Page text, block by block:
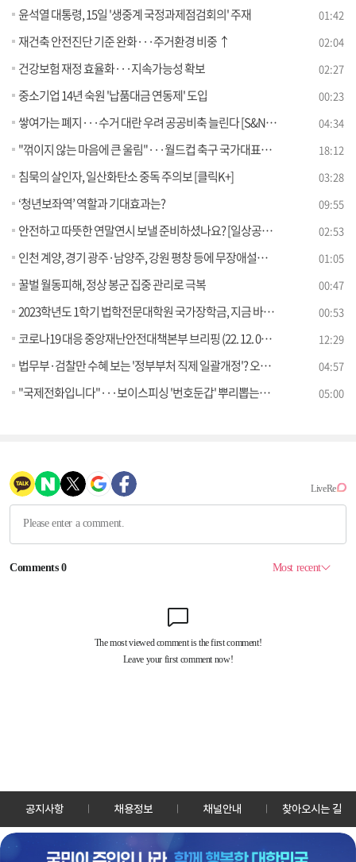
윤석열 대통령, 15일 '생중계 국정과제점검회의' 주재 01:42
재건축 안전진단 기준 완화···주거환경 비중 ↑ 02:04
건강보험 재정 효율화···지속가능성 확보 02:27
중소기업 14년 숙원 '납품대금 연동제' 도입 00:23
쌓여가는 폐지···수거 대란 우려 공공비축 늘린다 [S&News] 04:34
"꺾이지 않는 마음에 큰 울림"···월드컵 축구 국가대표팀 환영 만찬 18:12
침묵의 살인자, 일산화탄소 중독 주의보 [클릭K+] 03:28
‘청년보좌역’ 역할과 기대효과는? 09:55
안전하고 따뜻한 연말연시 보낼 준비하셨나요? [일상공감 365] 02:53
인천 계양, 경기 광주·남양주, 강원 평창 등에 무장애설계 갖춘 고령자 맞춤형 임대주택 들어선다 01:05
꿀벌 월동피해, 정상 봉군 집중 관리로 극복 00:47
2023학년도 1학기 법학전문대학원 국가장학금, 지금 바로 신청하세요! 00:53
코로나19 대응 중앙재난안전대책본부 브리핑 (22. 12. 09. 11시) 12:29
법무부·검찰만 수혜 보는 '정부부처 직제 일괄개정'? 오해와 진실은 [정책 바로보기] 04:57
"국제전화입니다"···보이스피싱 '번호둔갑' 뿌리뽑는다 [정책 바로보기] 05:00
공지사항 채용정보 채널안내 찾아오시는 길
30128 세종특별자치시 정부2청사로 13 한국정책방송원 KTV